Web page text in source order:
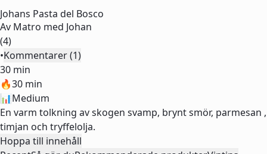
Johans Pasta del Bosco
Av Matro med Johan
(4)
•Kommentarer (1)
30 min
🔥30 min
📊Medium
En varm tolkning av skogen svamp, brynt smör, parmesan ,
timjan och tryffelolja.
Hoppa till innehåll